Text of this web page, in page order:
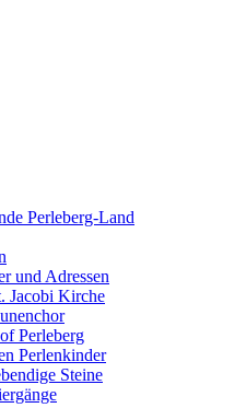
Perleberg-Land
und Adressen
Jacobi Kirche
Perleberg
Perlenkinder
Steine